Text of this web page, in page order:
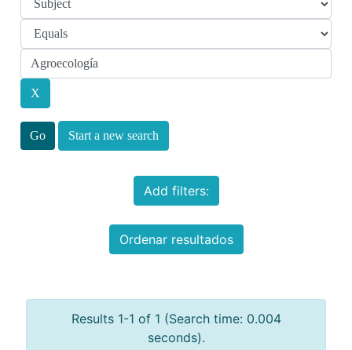
Start a new search
Add filters:
Ordenar resultados
Results 1-1 of 1 (Search time: 0.004
seconds).